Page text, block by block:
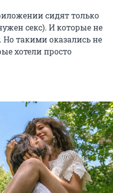
сидят только
секс). И которые не
Но такими оказались не
хотели просто